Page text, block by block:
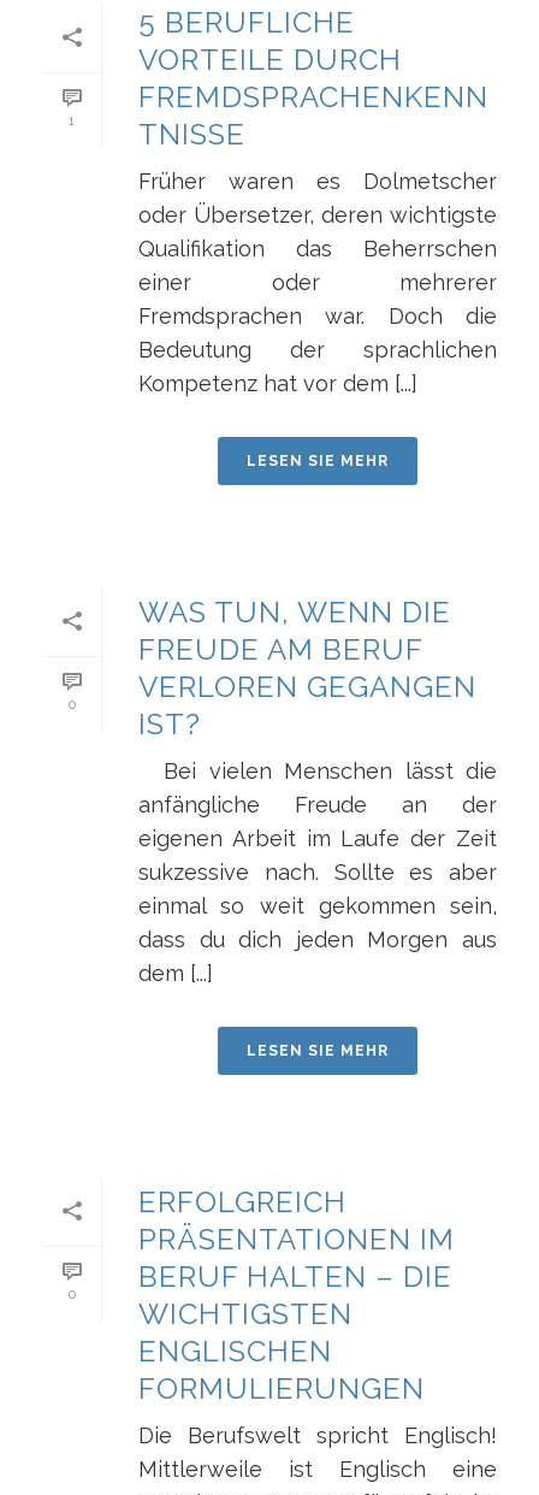
1
5 BERUFLICHE
VORTEILE DURCH
FREMDSPRACHENKENN
TNISSE
Früher waren es Dolmetscher
oder Übersetzer, deren wichtigste
Qualifikation das Beherrschen
einer oder mehrerer
Fremdsprachen war. Doch die
Bedeutung der sprachlichen
Kompetenz hat vor dem [...]
LESEN SIE MEHR
0
WAS TUN, WENN DIE
FREUDE AM BERUF
VERLOREN GEGANGEN
IST?
Bei vielen Menschen lässt die
anfängliche Freude an der
eigenen Arbeit im Laufe der Zeit
sukzessive nach. Sollte es aber
einmal so weit gekommen sein,
dass du dich jeden Morgen aus
dem [...]
LESEN SIE MEHR
0
ERFOLGREICH
PRÄSENTATIONEN IM
BERUF HALTEN – DIE
WICHTIGSTEN
ENGLISCHEN
FORMULIERUNGEN
Die Berufswelt spricht Englisch!
Mittlerweile ist Englisch eine